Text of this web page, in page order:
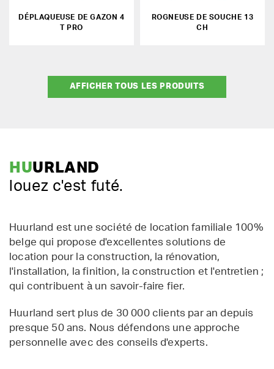
DÉPLAQUEUSE DE GAZON 4
T PRO
ROGNEUSE DE SOUCHE 13
CH
AFFICHER TOUS LES PRODUITS
HUURLAND
louez c'est futé.
Huurland est une société de location familiale 100%
belge qui propose d'excellentes solutions de
location pour la construction, la rénovation,
l'installation, la finition, la construction et l'entretien ;
qui contribuent à un savoir-faire fier.
Huurland sert plus de 30 000 clients par an depuis
presque 50 ans. Nous défendons une approche
personnelle avec des conseils d'experts.